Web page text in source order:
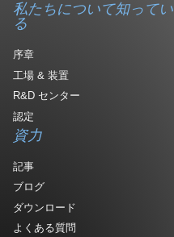
私たちについて知ってい
る
序章
工場 & 装置
R&D センター
認定
資力
記事
ブログ
ダウンロード
よくある質問